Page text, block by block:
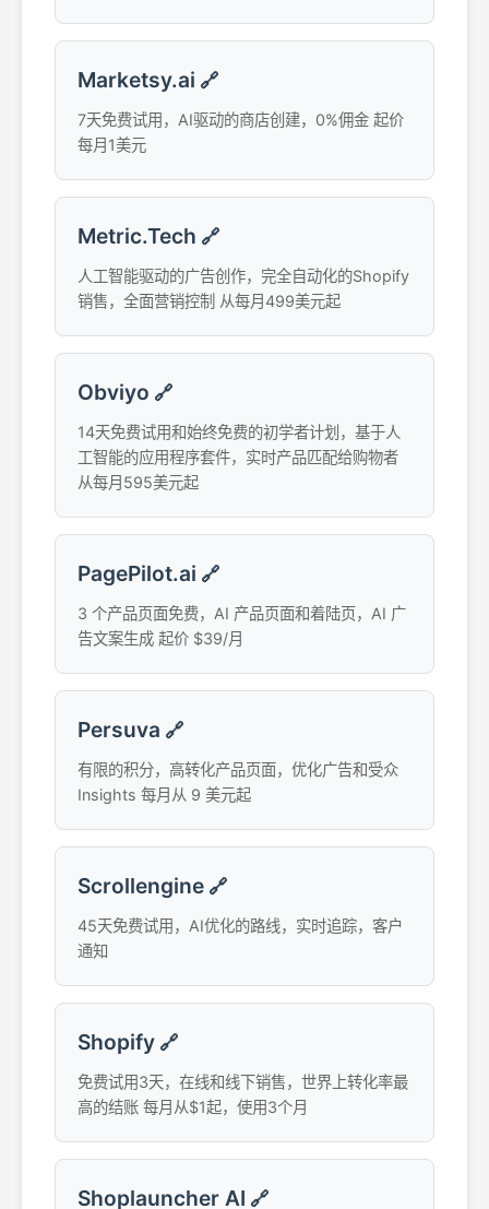
Marketsy.ai 🔗
7天免费试用，AI驱动的商店创建，0%佣金 起价
每月1美元
Metric.Tech 🔗
人工智能驱动的广告创作，完全自动化的Shopify
销售，全面营销控制 从每月499美元起
Obviyo 🔗
14天免费试用和始终免费的初学者计划，基于人
工智能的应用程序套件，实时产品匹配给购物者
从每月595美元起
PagePilot.ai 🔗
3 个产品页面免费，AI 产品页面和着陆页，AI 广
告文案生成 起价 $39/月
Persuva 🔗
有限的积分，高转化产品页面，优化广告和受众
Insights 每月从 9 美元起
Scrollengine 🔗
45天免费试用，AI优化的路线，实时追踪，客户
通知
Shopify 🔗
免费试用3天，在线和线下销售，世界上转化率最
高的结账 每月从$1起，使用3个月
Shoplauncher AI 🔗